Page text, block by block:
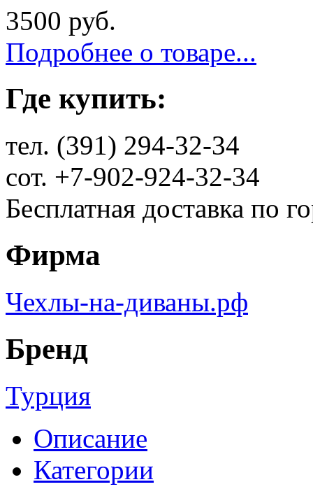
3500 руб.
Подробнее о товаре...
Где купить:
тел. (391) 294-32-34
сот. +7-902-924-32-34
Бесплатная доставка по
Фирма
Чехлы-на-диваны.рф
Бренд
Турция
Описание
Категории